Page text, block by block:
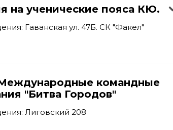
на ученические пояса КЮ.
Гаванская ул. 47Б. СК "Факел"
командные
"Битва Городов"
Лиговский 208